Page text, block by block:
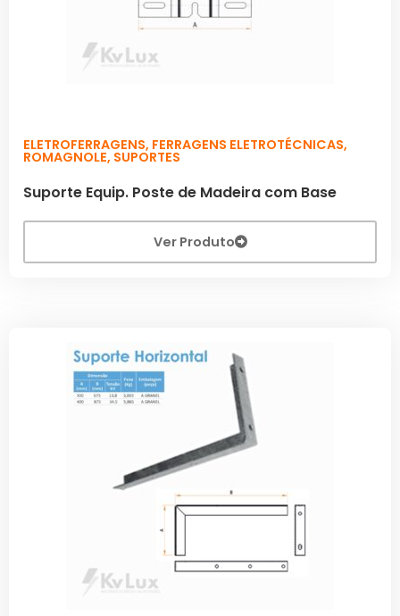
ELETROFERRAGENS, FERRAGENS ELETROTÉCNICAS,
ROMAGNOLE, SUPORTES
Suporte Equip. Poste de Madeira com Base
Ver Produto